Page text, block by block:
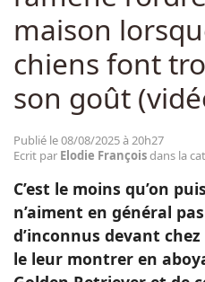
maison
chiens font
son goût
Publié le 08/08/2025 à 20h27
Ecrit par Elodie Françoisdans la
C’est le moins qu’on
n’aiment en général
d’inconnus devant
le leur montrer en